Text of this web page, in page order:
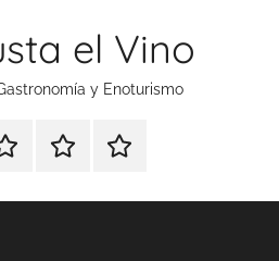
el Vino
y Enoturismo
RankingContacto